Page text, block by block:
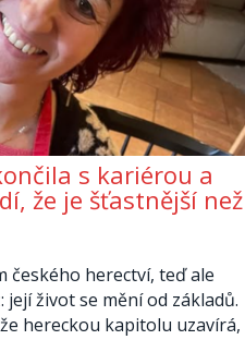
s kariérou a
že je šťastnější než
českého herectví, teď ale
život se mění od základů.
hereckou kapitolu uzavírá,